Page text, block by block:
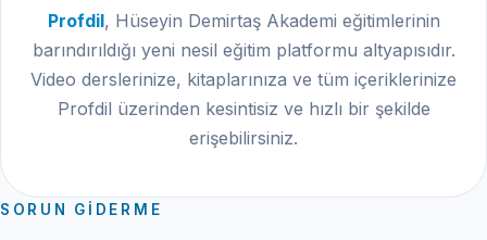
Profdil, Hüseyin Demirtaş Akademi eğitimlerinin
barındırıldığı yeni nesil eğitim platformu altyapısıdır.
Video derslerinize, kitaplarınıza ve tüm içeriklerinize
Profdil üzerinden kesintisiz ve hızlı bir şekilde
erişebilirsiniz.
SORUN GIDERME